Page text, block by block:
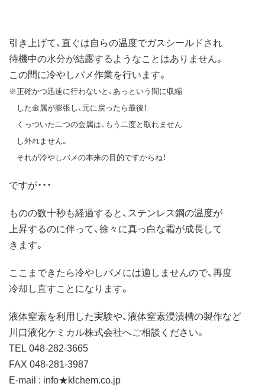
引き上げて、直ぐは自らの温度でガスシールドされ
待機中の水分が結露するようなことはありません。
この間に冷やしバメ作業を行います。
※正確かつ迅速に行わないと、あっという間に収縮
した金属が膨張し、元に戻ったら最後！
くっついた二つの金属は、もう二度と取れません
し外れません。
それが冷やしバメの本来の目的ですからね！
ですが・・・
ものの数十秒も経過すると、ステンレス鋼の温度が
上昇するのに伴って、徐々に真っ白な霜が成長して
きます。
ここまできたら冷やしバメには適しませんので、再度
冷却し直すことになります。
液体窒素を利用した実験や、液体窒素浸漬槽の製作など
川口液化ケミカル株式会社へご相談ください。
TEL 048-282-3665
FAX 048-281-3987
E-mail : info★klchem.co.jp